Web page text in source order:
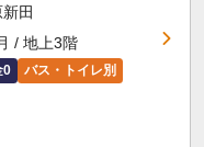
田
/ 地上3階
0 バス・トイレ別